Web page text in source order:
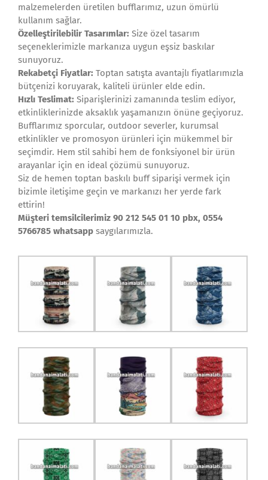
malzemelerden üretilen bufflarımız, uzun ömürlü
kullanım sağlar.
Özelleştirilebilir Tasarımlar: Size özel tasarım
seçeneklerimizle markanıza uygun eşsiz baskılar
sunuyoruz.
Rekabetçi Fiyatlar: Toptan satışta avantajlı fiyatlarımızla
bütçenizi koruyarak, kaliteli ürünler elde edin.
Hızlı Teslimat: Siparişlerinizi zamanında teslim ediyor,
etkinliklerinizde aksaklık yaşamanızın önüne geçiyoruz.
Bufflarımız sporcular, outdoor severler, kurumsal
etkinlikler ve promosyon ürünleri için mükemmel bir
seçimdir. Hem stil sahibi hem de fonksiyonel bir ürün
arayanlar için en ideal çözümü sunuyoruz.
Siz de hemen toptan baskılı buff siparişi vermek için
bizimle iletişime geçin ve markanızı her yerde fark
ettirin!
Müşteri temsilcilerimiz 90 212 545 01 10 pbx, 0554
5766785 whatsapp saygılarımızla.